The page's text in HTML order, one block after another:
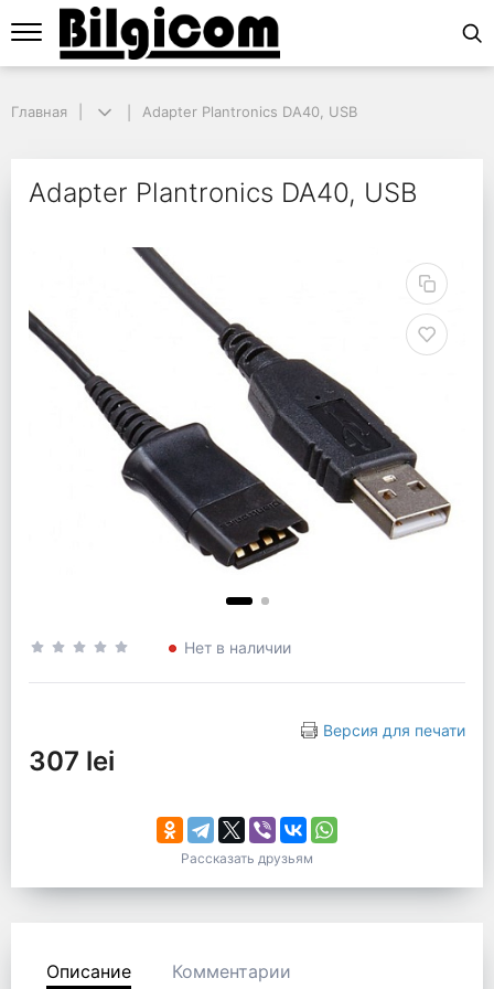
Adapter Plantronics DA40, USB
Главная Adapter Plantronics DA40, USB
Adapter Plantronics DA40, USB
Нет в наличии
Версия для печати
307 lei
Рассказать друзьям
Описание Комментарии